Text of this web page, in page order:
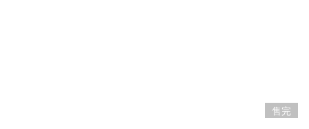
售完